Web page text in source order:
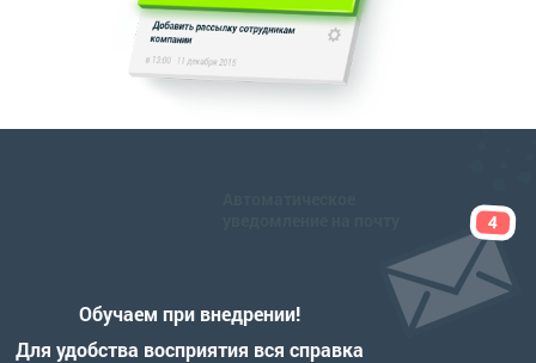
Обучаем при внедрении!
Для удобства восприятия вся справка